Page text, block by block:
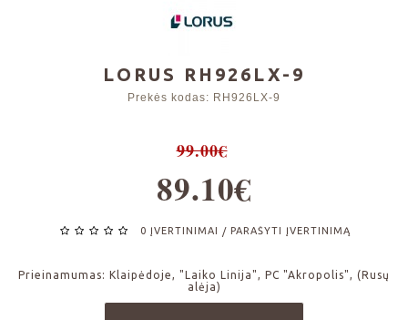
LORUS RH926LX-9
Prekės kodas: RH926LX-9
99.00€
89.10€
0 ĮVERTINIMAI / PARAŠYTI ĮVERTINIMĄ
Prieinamumas:
Klaipėdoje, "Laiko Linija", PC "Akropolis", (Rusų
alėja)